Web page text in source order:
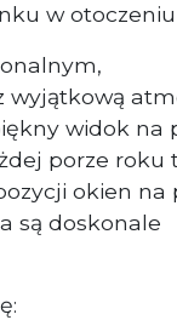
w otoczeniu
widok na
porze roku
okien na
są doskonale